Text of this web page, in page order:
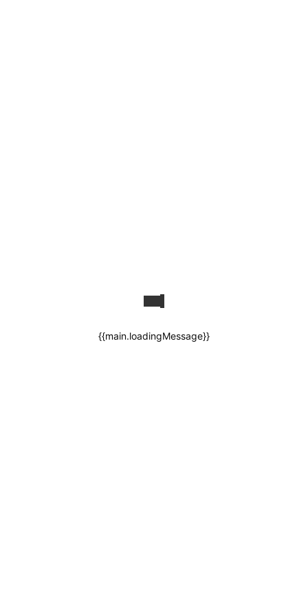
{{main.loadingMessage}}